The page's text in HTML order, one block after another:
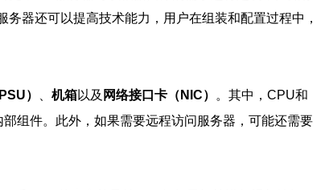
器还可以提高技术能力，用户在组装和配置过程中，
） 机箱以及 网络接口卡（NIC）
。其中，CPU和
组件。此外，如果需要远程访问服务器，可能还需要